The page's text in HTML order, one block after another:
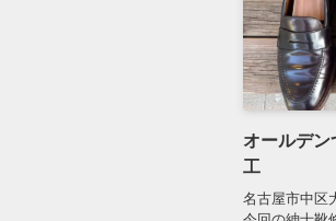
オールデン
工
名古屋市中区